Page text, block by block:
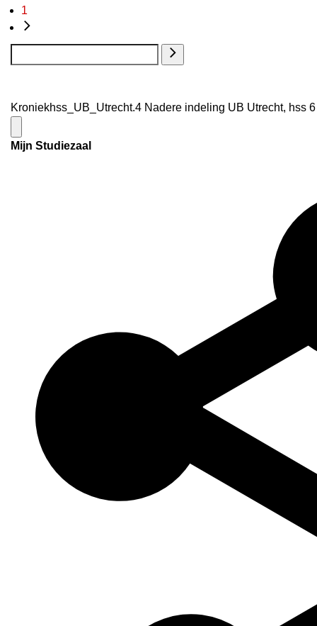
1
Kroniekhss_UB_Utrecht.4 Nadere indeling UB Utrecht, hss
Mijn Studiezaal